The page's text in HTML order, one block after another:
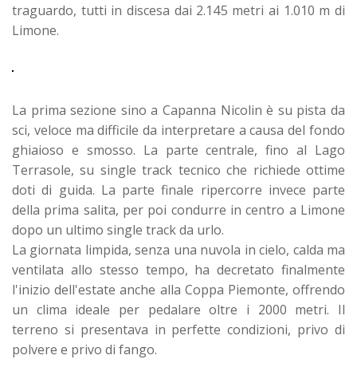
traguardo, tutti in discesa dai 2.145 metri ai 1.010 m di
Limone.
La prima sezione sino a Capanna Nicolin è su pista da
sci, veloce ma difficile da interpretare a causa del fondo
ghiaioso e smosso. La parte centrale, fino al Lago
Terrasole, su single track tecnico che richiede ottime
doti di guida. La parte finale ripercorre invece parte
della prima salita, per poi condurre in centro a Limone
dopo un ultimo single track da urlo.
La giornata limpida, senza una nuvola in cielo, calda ma
ventilata allo stesso tempo, ha decretato finalmente
l'inizio dell'estate anche alla Coppa Piemonte, offrendo
un clima ideale per pedalare oltre i 2000 metri. Il
terreno si presentava in perfette condizioni, privo di
polvere e privo di fango.